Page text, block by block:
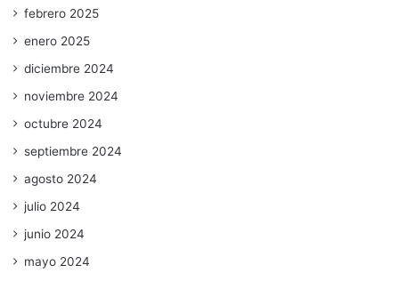
febrero 2025
enero 2025
diciembre 2024
noviembre 2024
octubre 2024
septiembre 2024
agosto 2024
julio 2024
junio 2024
mayo 2024